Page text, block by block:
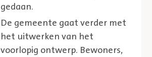
gedaan.
De gemeente gaat verder met
het uitwerken van het
voorlopig ontwerp. Bewoners,